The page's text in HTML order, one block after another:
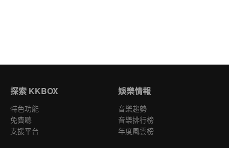
探索 KKBOX
特色功能
免費聽
支援平台
娛樂情報
音樂趨勢
音樂排行榜
年度風雲榜